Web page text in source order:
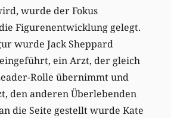
wurde der Fokus
Figurenentwicklung gelegt.
wurde Jack Sheppard
ein Arzt, der gleich
Rolle übernimmt und
den anderen Überlebenden
die Seite gestellt wurde Kate